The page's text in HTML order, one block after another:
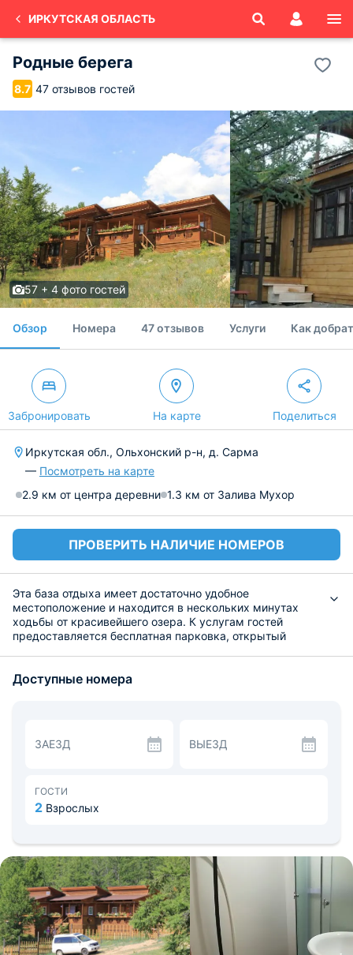
ИРКУТСКАЯ ОБЛАСТЬ
Родные берега
8.7 47 отзывов гостей
57 + 4 фото гостей
Обзор Номера 47 отзывов Услуги Как
Забронировать На карте Поделиться
Иркутская обл., Ольхонский р-н, д. Сарма
— Посмотреть на карте
2.9 км от центра деревни 1.3 км от Залива Мухор
ПРОВЕРИТЬ НАЛИЧИЕ НОМЕРОВ
Эта база отдыха имеет достаточно удобное
местоположение и находится в нескольких минутах
ходьбы от красивейшего озера. К услугам гостей
предоставляется бесплатная парковка, открытый
категории и ценовой политики. Во всех установлена
кафе, ресторан и бар. Кроме того, проживающие могут
воспользоваться принадлежностями для барбекю.
Расстояние до ближайшего аэропорта составляет около
189 км, а до железнодорожного вокзала 194 км.
Доступные номера
ЗАЕЗД ВЫЕЗД
ГОСТИ
2 Взрослых